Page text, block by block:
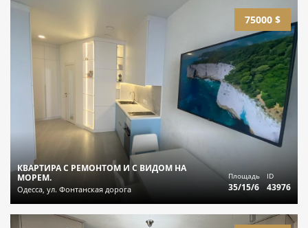
75000 $
КВАРТИРА С РЕМОНТОМ И С ВИДОМ НА
МОРЕМ.
Одесса, ул. Фонтанская дорога
Площадь
35/15/6
ID
43976